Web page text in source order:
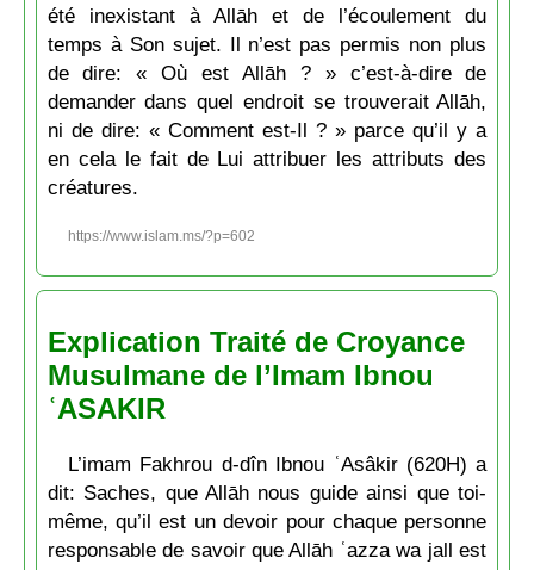
été inexistant à Allāh et de l’écoulement du
temps à Son sujet. Il n’est pas permis non plus
de dire: « Où est Allāh ? » c’est-à-dire de
demander dans quel endroit se trouverait Allāh,
ni de dire: « Comment est-Il ? » parce qu’il y a
en cela le fait de Lui attribuer les attributs des
créatures.
https://www.islam.ms/?p=602
Explication Traité de Croyance
Musulmane de l’Imam Ibnou
ʿASAKIR
L’imam Fakhrou d-dîn Ibnou ʿAsâkir (620H) a
dit: Saches, que Allāh nous guide ainsi que toi-
même, qu’il est un devoir pour chaque personne
responsable de savoir que Allāh ʿazza wa jall est